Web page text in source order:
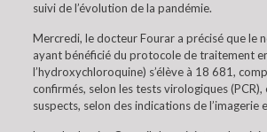
suivi de l’évolution de la pandémie.
Mercredi, le docteur Fourar a précisé que le
ayant bénéficié du protocole de traitement
l’hydroxychloroquine) s’élève à 18 681,
confirmés, selon les tests virologiques
suspects, selon des indications de l’imagerie